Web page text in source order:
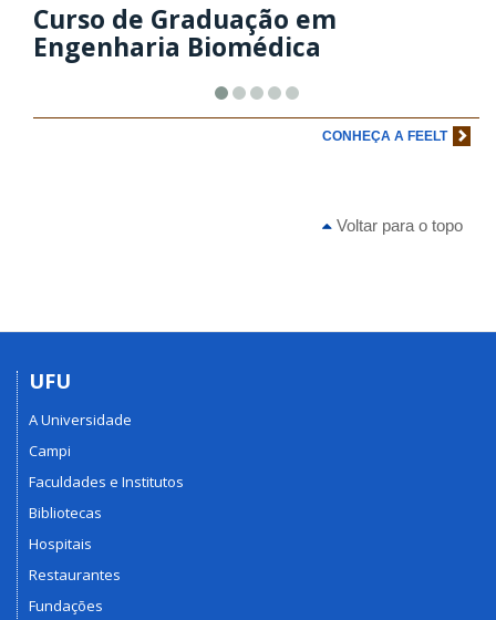
Curso de Graduação em
Engenharia Biomédica
CONHEÇA A FEELT
Voltar para o topo
UFU
A Universidade
Campi
Faculdades e Institutos
Bibliotecas
Hospitais
Restaurantes
Fundações